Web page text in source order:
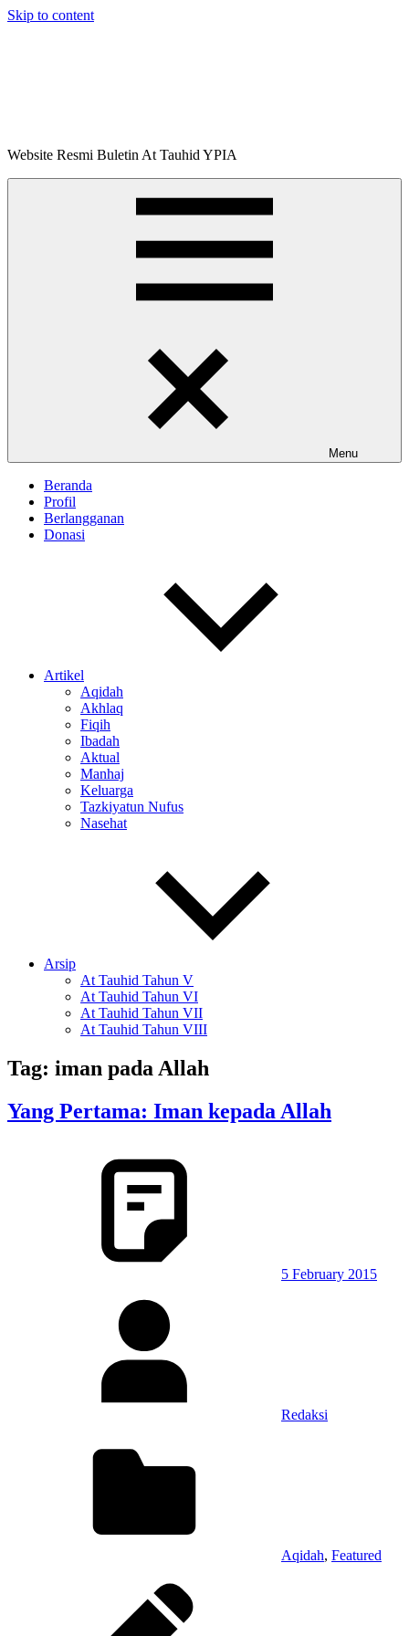
Skip to content
Buletin
Website Resmi Buletin At Tauhid YPIA
Menu
Beranda
Profil
Berlangganan
Donasi
Artikel
Aqidah
Akhlaq
Fiqih
Ibadah
Aktual
Manhaj
Keluarga
Tazkiyatun Nufus
Nasehat
Arsip
At Tauhid Tahun V
At Tauhid Tahun VI
At Tauhid Tahun VII
At Tauhid Tahun VIII
Tag: iman pada Allah
Yang Pertama: Iman kepada Allah
5 February 2015
Redaksi
Aqidah, Featured